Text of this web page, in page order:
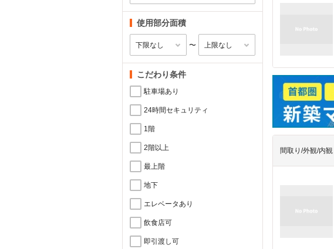
使用部分面積
〜
こだわり条件
駐車場あり
24時間セキュリティ
1階
2階以上
最上階
地下
エレベータあり
飲食店可
即引渡し可
間取り/外観/内観